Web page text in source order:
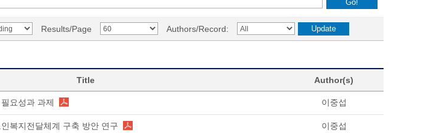
Results/Page Authors/Record:
Title Author(s)
요성과 과제 이중섭
복지전달체계 구축 방안 연구 이중섭